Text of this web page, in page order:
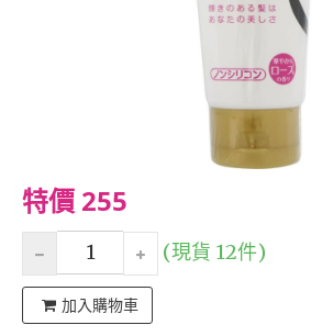
特價 255
(現貨 12件)
加入購物車